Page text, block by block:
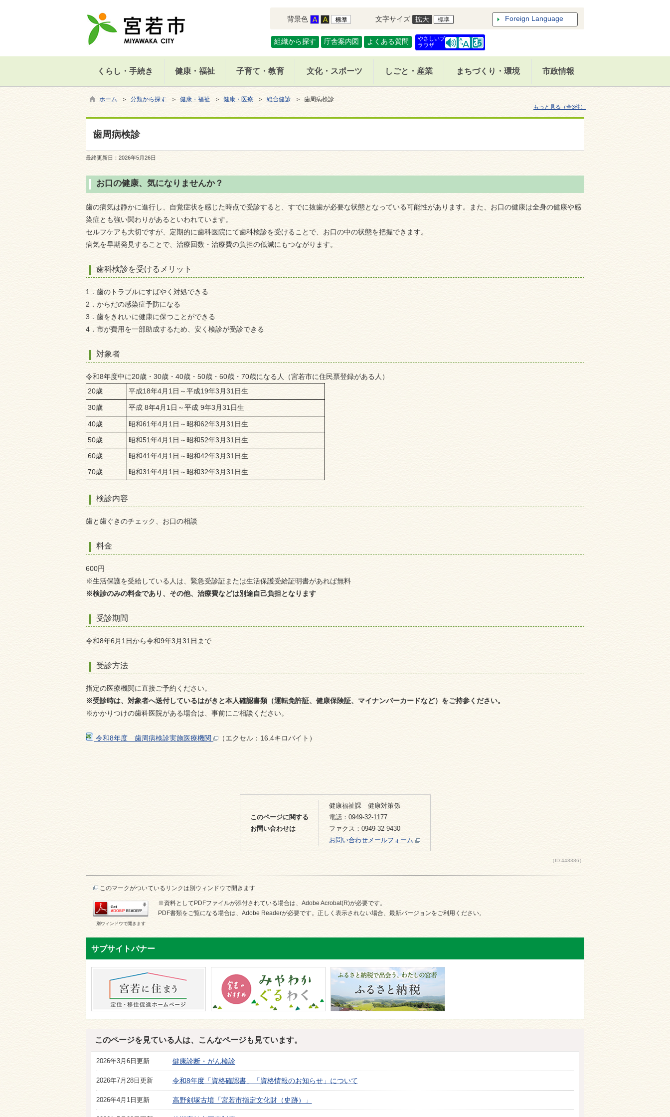
背景色 文字サイズ Foreign Language
組織から探す 庁舎案内図 よくある質問
やさしいブ
ラウザ
くらし・手続き 健康・福祉 子育て・教育 文化・スポーツ しごと・産業 まちづくり・環境 市政情報
ホーム ＞ 分類から探す ＞ 健康・福祉 ＞ 健康・医療 ＞ 総合健診 ＞ 歯周病検診
もっと見る（全3件）
歯周病検診
最終更新日： 2026年5月26日
お口の健康、気になりませんか？
歯の病気は静かに進行し、自覚症状を感じた時点で受診すると、すでに抜歯が必要な状態となっている可能性があります。また、お口の健康は全身の健康や感
染症とも強い関わりがあるといわれています。
セルフケアも大切ですが、定期的に歯科医院にて歯科検診を受けることで、お口の中の状態を把握できます。
病気を早期発見することで、治療回数・治療費の負担の低減にもつながります。
歯科検診を受けるメリット
1．歯のトラブルにすばやく対処できる
2．からだの感染症予防になる
3．歯をきれいに健康に保つことができる
4．市が費用を一部助成するため、安く検診が受診できる
対象者
令和8年度中に20歳・30歳・ 40歳・50歳・60歳・70歳になる人（宮若市に住民票登録がある人）
20歳
平成18年4月1日～平成19年3月31日生
30歳 平成 8年4月1日～平成 9年3月31日生
40歳
昭和61年4月1日～昭和62年3月31日生
50歳
昭和51年4月1日～昭和52年3月31日生
60歳
昭和41年4月1日～昭和42年3月31日生
70歳
昭和31年4月1日～昭和32年3月31日生
検診内容
歯と歯ぐきのチェック、お口の相談
料金
600円
※生活保護を受給している人は、緊急受診証または生活保護受給証明書があれば無料
※検診のみの料金であり、その他、治療費などは別途自己負担となります
受診期間
令和8年6月1日から令和9年3月31日まで
受診方法
指定の医療機関に直接ご予約ください。
※受診時は、対象者へ送付しているはがきと本人確認書類（運転免許証、健康保険証、マイナンバーカードなど）をご持参ください。
※かかりつけの歯科医院がある場合は、事前にご相談ください。
令和8年度 歯周病検診実施医療機関 （エクセル：16.4キロバイト）
このページに関する
お問い合わせは
健康福祉課 健康対策係
電話：0949-32-1177
ファクス：0949-32-9430
お問い合わせメールフォーム
（ID:448386）
このマークがついているリンクは別ウィンドウで開きます
別ウィンドウで開きます
※資料としてPDFファイルが添付されている場合は、Adobe Acrobat(R)が必要です。
PDF書類をご覧になる場合は、Adobe Readerが必要です。正しく表示されない場合、最新バージョンをご利用ください。
サブサイトバナー
このページを見ている人は、こんなページも見ています。
2026年3月6日更新 健康診断・がん検診
2026年7月28日更新 令和8年度「資格確認書」「資格情報のお知らせ」について
2026年4月1日更新 高野剣塚古墳「宮若市指定文化財（史跡）」